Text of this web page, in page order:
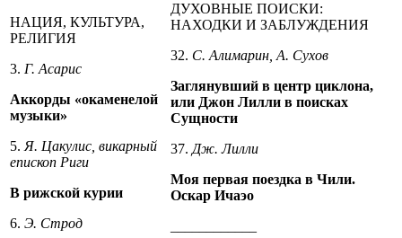
НАЦИЯ, КУЛЬТУРА,
РЕЛИГИЯ
3. Г. Асарис
Аккорды «окаменелой
музыки»
5. Я. Цакулис, викарный
епископ Риги
В рижской курии
6. Э. Строд
ДУХОВНЫЕ ПОИСКИ:
НАХОДКИ И ЗАБЛУЖДЕНИЯ
32. С. Алимарин, А. Сухов
Заглянувший в центр циклона,
или Джон Лилли в поисках
Сущности
37. Дж. Лилли
Моя первая поездка в Чили.
Оскар Ичаэо